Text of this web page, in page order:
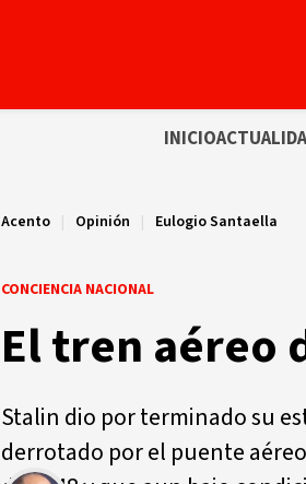
INICIO
Acento | Opinión | Eulogio Santaella
CONCIENCIA NACIONAL
El tren aéreo
Stalin dio por terminado su
derrotado por el puente